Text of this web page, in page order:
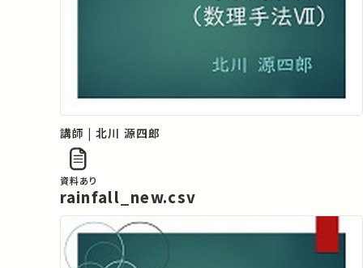
講師 | 北川 源四郎
資料あり
rainfall_new.csv